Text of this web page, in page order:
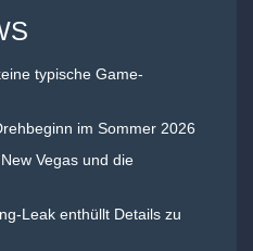
typische Game-
im Sommer 2026
Vegas und die
Leak enthüllt Details zu